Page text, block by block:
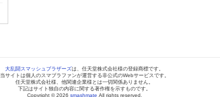
大乱闘スマッシュブラザーズは、任天堂株式会社様の登録商標です。
当サイトは個人のスマブラファンが運営する非公式のWebサービスです。
任天堂株式会社様、他関連企業様とは一切関係ありません。
下記はサイト独自の内容に関する著作権を示すものです。
Copyright © 2026 smashmate All rights reserved.